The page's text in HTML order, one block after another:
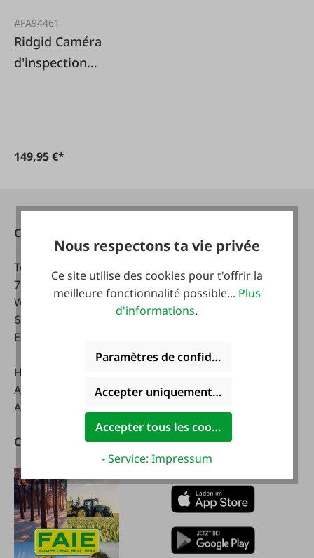
#FA94461
Ridgid Caméra
d'inspection
149,95 €*
Contact
Téléphone :
0043 7672
716-0
WhatsApp :0043 677
63514619
Email :
Handelsstraße 9
A-4844 Regau
Autriche
lundi - vendredi:
8 a.m. - 5 p.m
Samedi:
Catalogues
Télécharger notre
application
Nous respectons ta vie privée
Ce site utilise des cookies pour t'offrir la
meilleure fonctionnalité possible... Plus
d'informations.
Paramètres de confidentialité
Accepter uniquement les cookies
Accepter tous les cookies
- Service: Impressum